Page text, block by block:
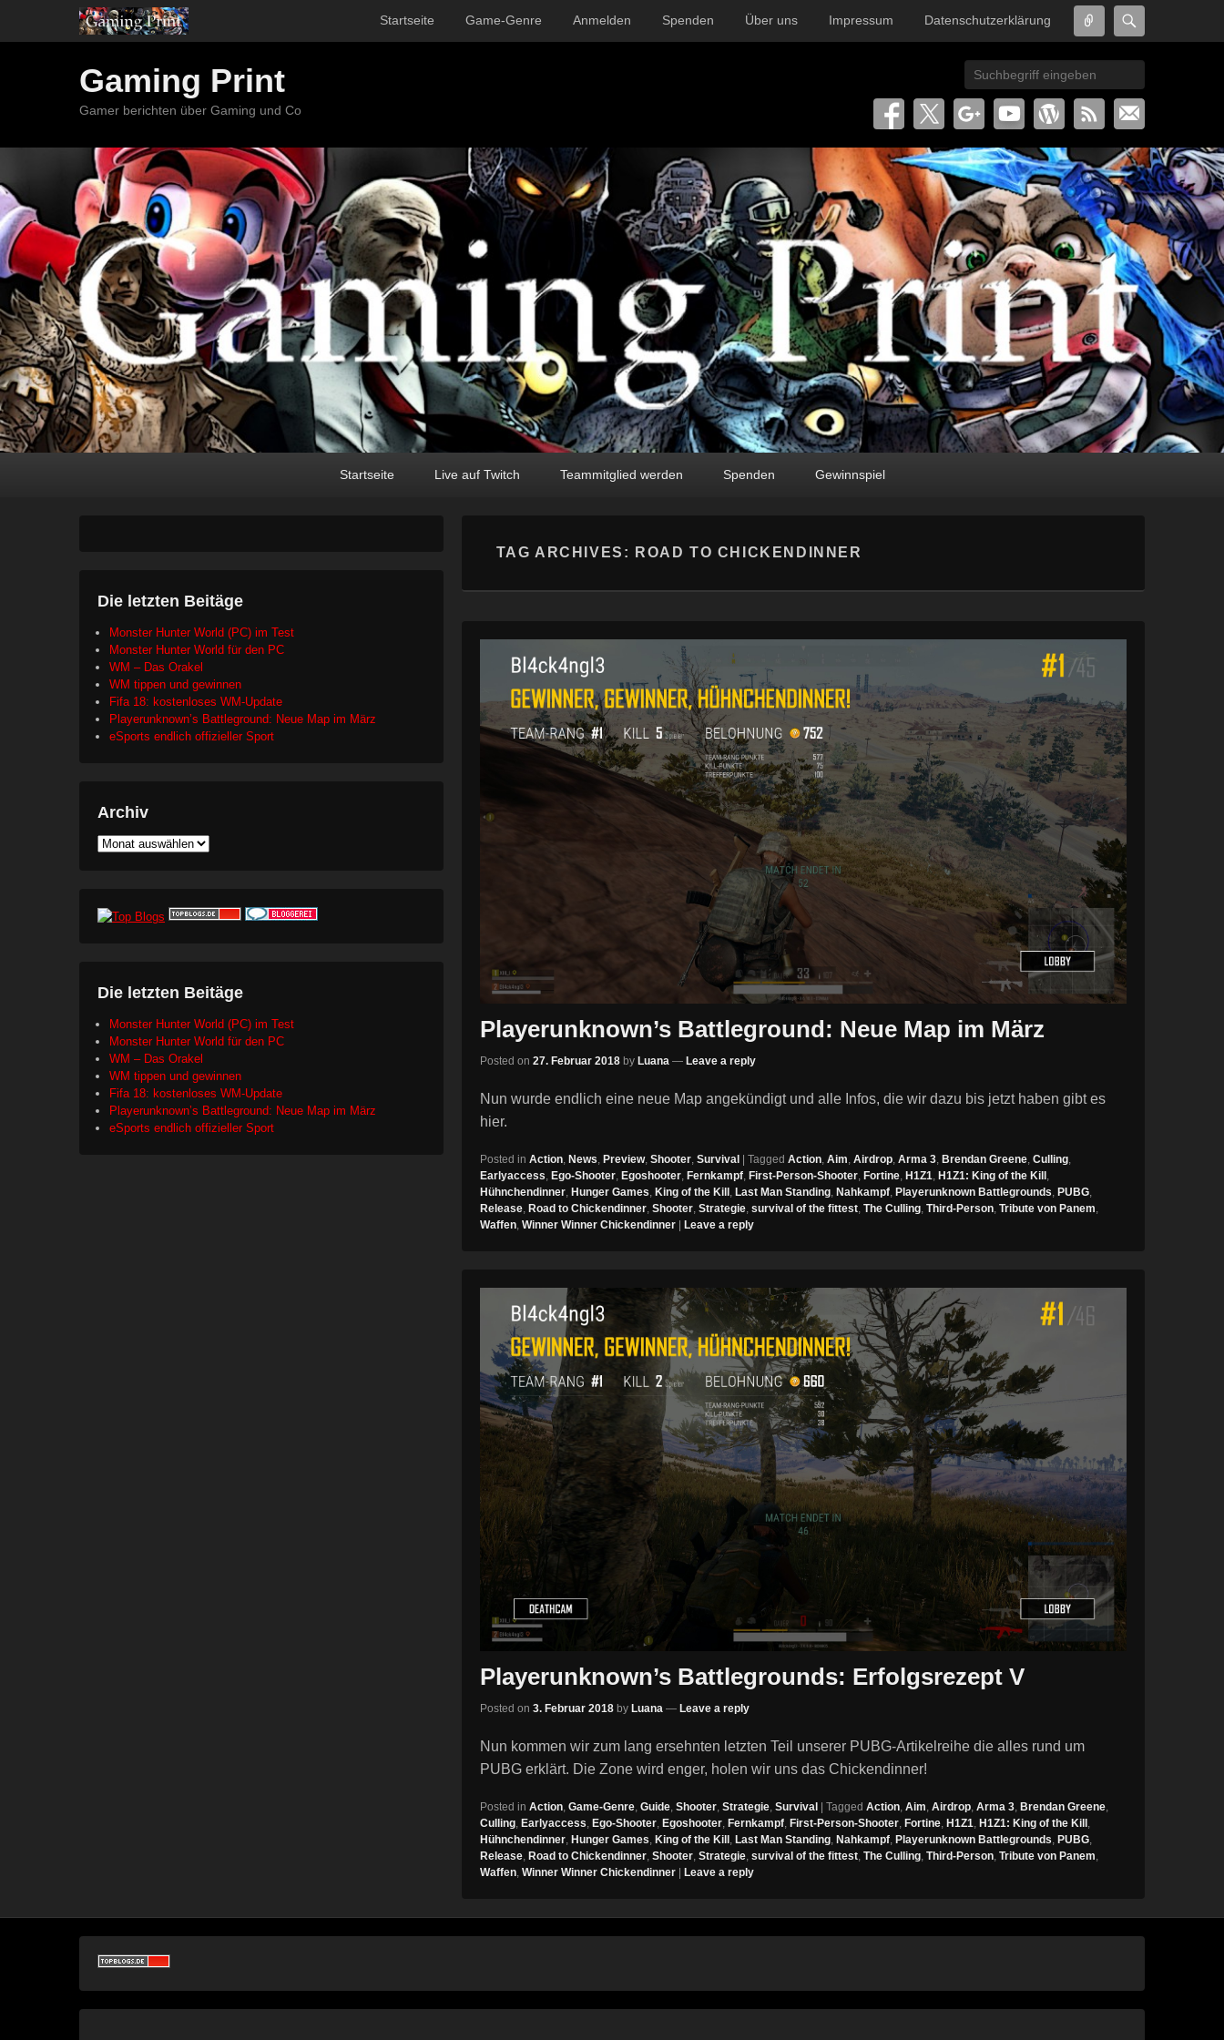
Connect
Startseite Game-Genre Anmelden Spenden Über uns Impressum Datenschutzerklärung
Gaming Print
Gamer berichten über Gaming und Co
Search
Startseite Live auf Twitch Teammitglied werden Spenden Gewinnspiel
TAG ARCHIVES: ROAD TO CHICKENDINNER
Playerunknown’s Battleground: Neue Map im März
Posted on 27. Februar 2018 by Luana — Leave a reply
Nun wurde endlich eine neue Map angekündigt und alle Infos, die wir dazu bis jetzt haben gibt es
hier.
Posted in Action News Preview, Shooter Survival | Tagged Action Aim Airdrop Arma 3 Brendan Greene Culling
Earlyaccess Ego-Shooter Egoshooter Fernkampf First-Person-Shooter Fortine H1Z1 H1Z1: King of the Kill
Hühnchendinner Hunger Games King of the Kill Last Man Standing Nahkampf Playerunknown Battlegrounds PUBG
Release Road to Chickendinner Shooter Strategie survival of the fittest The Culling Third-Person Tribute von Panem
Waffen Winner Winner Chickendinner | Leave a reply
Playerunknown’s Battlegrounds: Erfolgsrezept V
Posted on 3. Februar 2018 by Luana — Leave a reply
Nun kommen wir zum lang ersehnten letzten Teil unserer PUBG-Artikelreihe die alles rund um
PUBG erklärt. Die Zone wird enger, holen wir uns das Chickendinner!
Posted in Action, Game-Genre, Guide, Shooter, Strategie, Survival | Tagged Action, Aim, Airdrop, Arma 3, Brendan Greene,
Culling, Earlyaccess, Ego-Shooter, Egoshooter, Fernkampf, First-Person-Shooter, Fortine, H1Z1, H1Z1: King of the Kill,
Hühnchendinner, Hunger Games, King of the Kill, Last Man Standing, Nahkampf, Playerunknown Battlegrounds, PUBG,
Release, Road to Chickendinner, Shooter, Strategie, survival of the fittest, The Culling, Third-Person, Tribute von Panem,
Waffen, Winner Winner Chickendinner | Leave a reply
Die letzten Beitäge
Monster Hunter World (PC) im Test
Monster Hunter World für den PC
WM – Das Orakel
WM tippen und gewinnen
Fifa 18: kostenloses WM-Update
Playerunknown’s Battleground: Neue Map im März
eSports endlich offizieller Sport
Archiv
Archiv
Die letzten Beitäge
Monster Hunter World (PC) im Test
Monster Hunter World für den PC
WM – Das Orakel
WM tippen und gewinnen
Fifa 18: kostenloses WM-Update
Playerunknown’s Battleground: Neue Map im März
eSports endlich offizieller Sport